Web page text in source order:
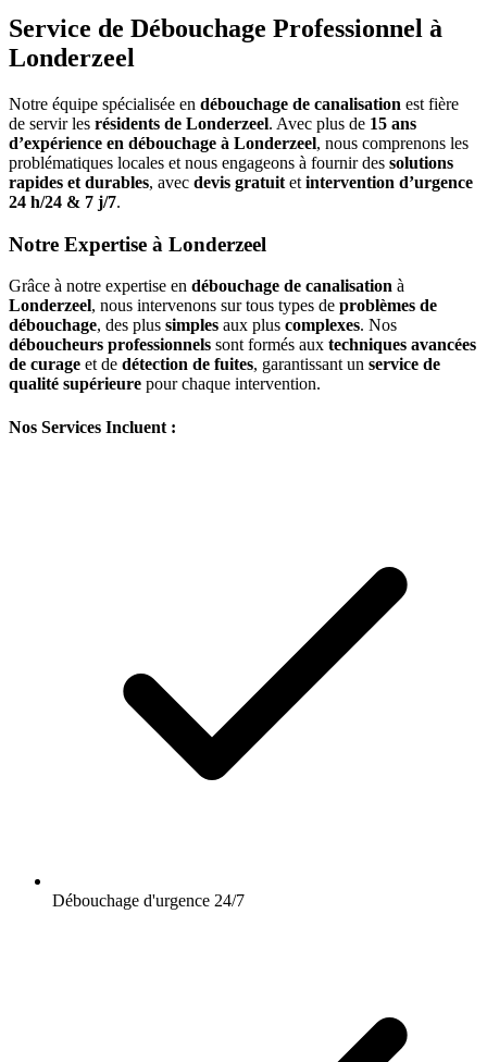
Service de Débouchage Professionnel à
Londerzeel
Notre équipe spécialisée en débouchage de canalisation est fière
de servir les résidents de Londerzeel. Avec plus de 15 ans
d’expérience en débouchage à Londerzeel, nous comprenons les
problématiques locales et nous engageons à fournir des solutions
rapides et durables, avec devis gratuit et intervention d’urgence
24 h/24 & 7 j/7.
Notre Expertise à Londerzeel
Grâce à notre expertise en débouchage de canalisation à
Londerzeel, nous intervenons sur tous types de problèmes de
débouchage, des plus simples aux plus complexes. Nos
déboucheurs professionnels sont formés aux techniques avancées
de curage et de détection de fuites, garantissant un service de
qualité supérieure pour chaque intervention.
Nos Services Incluent :
Débouchage d'urgence 24/7